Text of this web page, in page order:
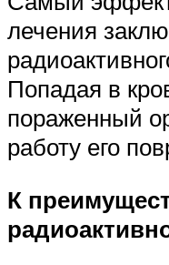
лечения
Попадая в
пораженный
работу его
К